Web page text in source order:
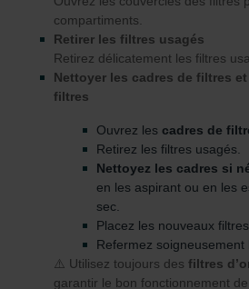
compartiments.
Retirer les filtres usagés
Retirez délicatement les filtres
Nettoyer les cadres de filtres
filtres
Ouvrez les cadres de
Retirez les filtres usagés.
Nettoyez les cadres si
en les aspirant ou en les
sec.
Placez les nouveaux
Refermez soigneusement
⚠️ Utilisez toujours des filtres
garantir le bon fonctionnement de